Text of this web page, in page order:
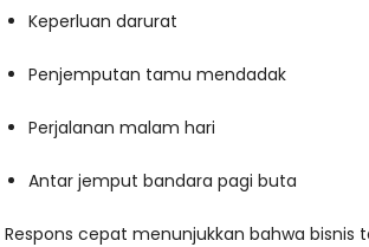
Keperluan darurat
Penjemputan tamu mendadak
Perjalanan malam hari
Antar jemput bandara pagi buta
Respons cepat menunjukkan bahwa bisnis